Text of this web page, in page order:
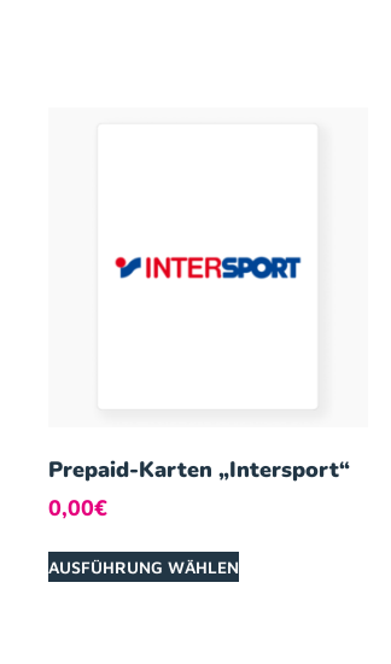
Prepaid-Karten „Intersport“
0,00€
AUSFÜHRUNG WÄHLEN